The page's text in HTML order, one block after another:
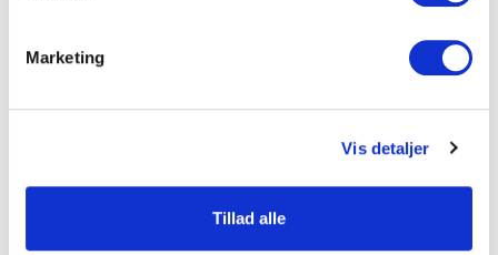
Marketing
Vis detaljer
Tillad alle